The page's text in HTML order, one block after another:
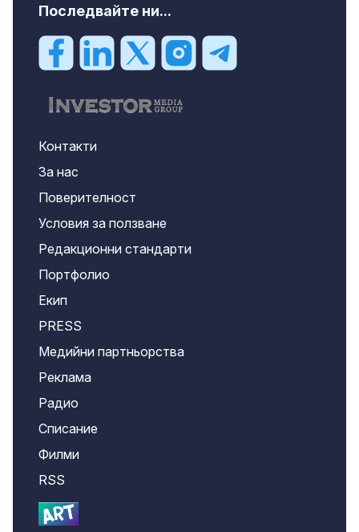
Последвайте ни...
Контакти
За нас
Поверителност
Условия за ползване
Редакционни стандарти
Портфолио
Екип
PRESS
Медийни партньорства
Реклама
Радио
Списание
Филми
RSS